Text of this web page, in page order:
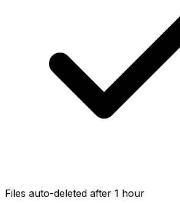
Files auto-deleted after 1 hour